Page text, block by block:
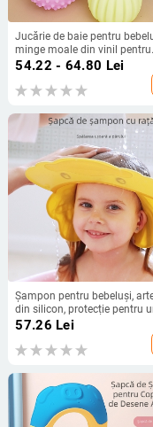
Jucărie de baie pentru
minge moale din vinil pentru
prindere, percepție tactilă,
vederea și auzul (Material:
Vârsta: 3–6 ani)
54.22 - 64.80 Lei
Șampon pentru bebeluși,
din silicon, protecție pentru
pentru copii, capac de duș
pentru bebeluși, capac
pentru duș, capac de șampon
57.26 Lei